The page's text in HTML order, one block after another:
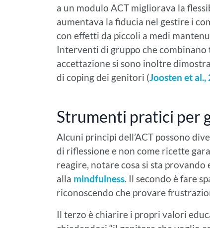
a un modulo ACT migliorava la
aumentava la fiducia nel gestire i
con effetti da piccoli a medi
Interventi di gruppo che
accettazione si sono inoltre
di coping dei genitori (Joosten et al.,
Strumenti pratici per
Alcuni principi dell’ACT possono
di riflessione e non come ricette
reagire, notare cosa si sta provando
alla mindfulness. Il secondo è fare
riconoscendo che provare
Il terzo è chiarire i propri valori